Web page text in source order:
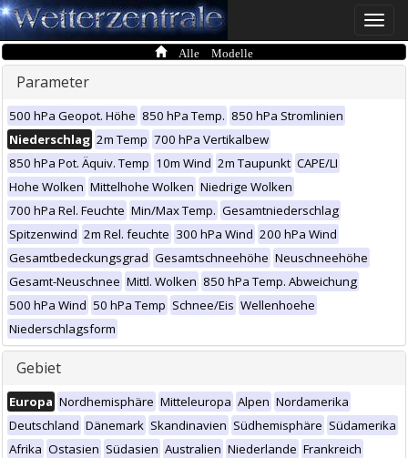
Toggle
Alle Modelle
Parameter
500 hPa Geopot. Höhe 850 hPa Temp. 850 hPa Stromlinien
Niederschlag 2m Temp 700 hPa Vertikalbew
850 hPa Pot. Äquiv. Temp 10m Wind 2m Taupunkt CAPE/LI
Hohe Wolken Mittelhohe Wolken Niedrige Wolken
700 hPa Rel. Feuchte Min/Max Temp. Gesamtniederschlag
Spitzenwind 2m Rel. feuchte 300 hPa Wind 200 hPa Wind
Gesamtbedeckungsgrad Gesamtschneehöhe Neuschneehöhe
Gesamt-Neuschnee Mittl. Wolken 850 hPa Temp. Abweichung
500 hPa Wind 50 hPa Temp Schnee/Eis Wellenhoehe
Niederschlagsform
Gebiet
Europa Nordhemisphäre Mitteleuropa Alpen Nordamerika
Deutschland Dänemark Skandinavien Südhemisphäre Südamerika
Afrika Ostasien Südasien Australien Niederlande Frankreich